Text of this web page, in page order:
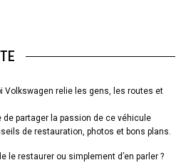
Volkswagen relie les gens, les routes et
partager la passion de ce véhicule
de restauration, photos et bons plans.
le restaurer ou simplement d’en parler ?